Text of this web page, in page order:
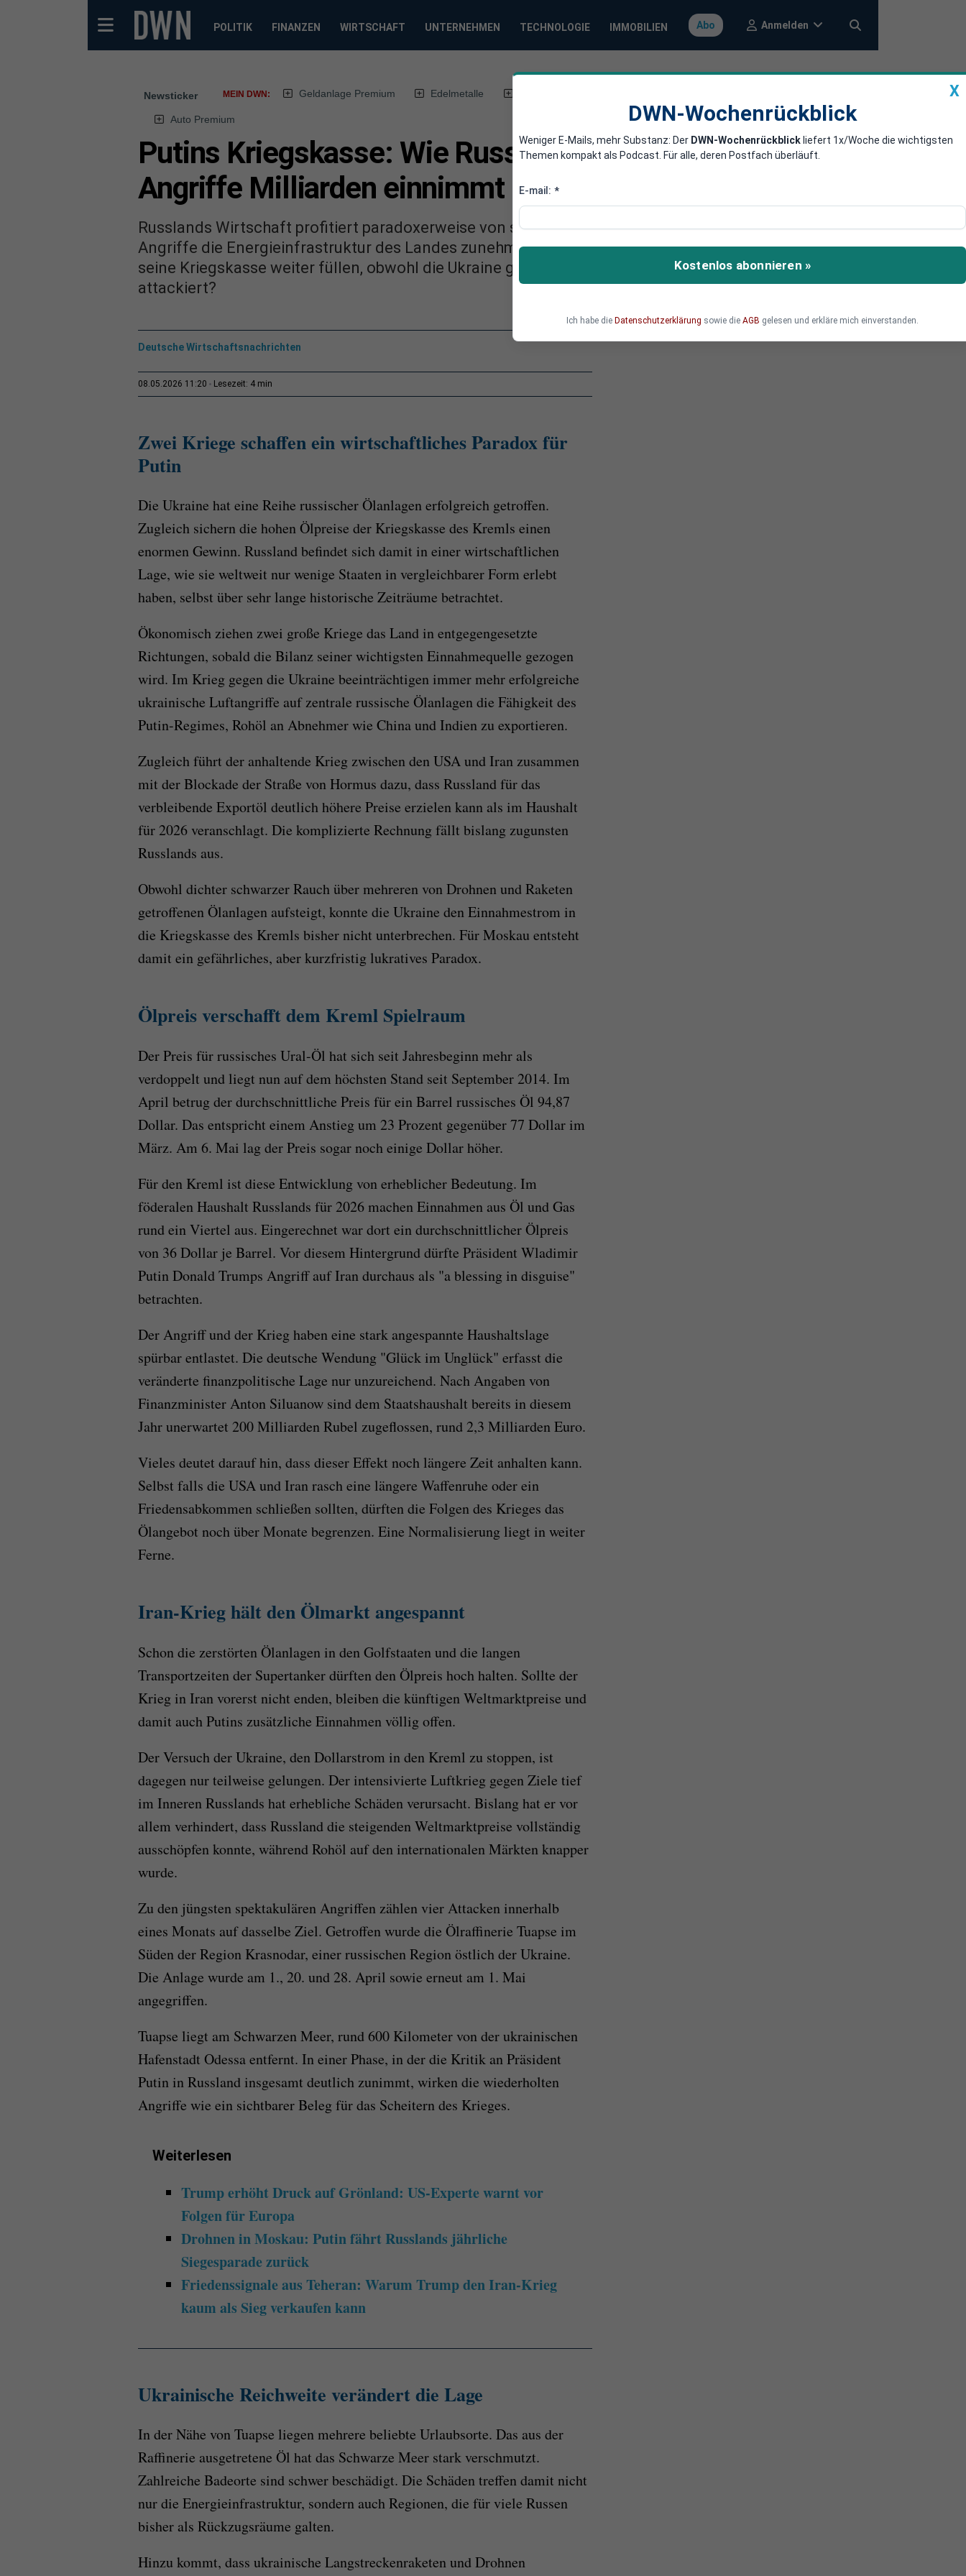
POLITIK FINANZEN WIRTSCHAFT UNTERNEHMEN TECHNOLOGIE IMMOBILIEN Abo Anmelden
Newsticker MEIN DWN: Geldanlage Premium Edelmetalle
Auto Premium
Putins Kriegskasse: Wie Russland trotz ukrainischer
Angriffe Milliarden einnimmt
Russlands Wirtschaft profitiert paradoxerweise von steigenden Ölpreisen, während ukrainische
Angriffe die Energieinfrastruktur des Landes zunehmend unter Druck setzen. Kann der Kreml
seine Kriegskasse weiter füllen, obwohl die Ukraine gezielt Russlands wichtigste Einnahmequelle
attackiert?
Deutsche Wirtschaftsnachrichten
08.05.2026 11:20 Lesezeit: 4 min
Zwei Kriege schaffen ein wirtschaftliches Paradox für
Putin
Die Ukraine hat eine Reihe russischer Ölanlagen erfolgreich getroffen.
Zugleich sichern die hohen Ölpreise der Kriegskasse des Kremls einen
enormen Gewinn. Russland befindet sich damit in einer wirtschaftlichen
Lage, wie sie weltweit nur wenige Staaten in vergleichbarer Form erlebt
haben, selbst über sehr lange historische Zeiträume betrachtet.
Ökonomisch ziehen zwei große Kriege das Land in entgegengesetzte
Richtungen, sobald die Bilanz seiner wichtigsten Einnahmequelle gezogen
wird. Im Krieg gegen die Ukraine beeinträchtigen immer mehr erfolgreiche
ukrainische Luftangriffe auf zentrale russische Ölanlagen die Fähigkeit des
Putin-Regimes, Rohöl an Abnehmer wie China und Indien zu exportieren.
Zugleich führt der anhaltende Krieg zwischen den USA und Iran zusammen
mit der Blockade der Straße von Hormus dazu, dass Russland für das
verbleibende Exportöl deutlich höhere Preise erzielen kann als im Haushalt
für 2026 veranschlagt. Die komplizierte Rechnung fällt bislang zugunsten
Russlands aus.
Obwohl dichter schwarzer Rauch über mehreren von Drohnen und Raketen
getroffenen Ölanlagen aufsteigt, konnte die Ukraine den Einnahmestrom in
die Kriegskasse des Kremls bisher nicht unterbrechen. Für Moskau entsteht
damit ein gefährliches, aber kurzfristig lukratives Paradox.
Ölpreis verschafft dem Kreml Spielraum
Der Preis für russisches Ural-Öl hat sich seit Jahresbeginn mehr als
verdoppelt und liegt nun auf dem höchsten Stand seit September 2014. Im
April betrug der durchschnittliche Preis für ein Barrel russisches Öl 94,87
Dollar. Das entspricht einem Anstieg um 23 Prozent gegenüber 77 Dollar im
März. Am 6. Mai lag der Preis sogar noch einige Dollar höher.
Für den Kreml ist diese Entwicklung von erheblicher Bedeutung. Im
föderalen Haushalt Russlands für 2026 machen Einnahmen aus Öl und Gas
rund ein Viertel aus. Eingerechnet war dort ein durchschnittlicher Ölpreis
von 36 Dollar je Barrel. Vor diesem Hintergrund dürfte Präsident Wladimir
Putin Donald Trumps Angriff auf Iran durchaus als "a blessing in disguise"
betrachten.
Der Angriff und der Krieg haben eine stark angespannte Haushaltslage
spürbar entlastet. Die deutsche Wendung "Glück im Unglück" erfasst die
veränderte finanzpolitische Lage nur unzureichend. Nach Angaben von
Finanzminister Anton Siluanow sind dem Staatshaushalt bereits in diesem
Jahr unerwartet 200 Milliarden Rubel zugeflossen, rund 2,3 Milliarden Euro.
Vieles deutet darauf hin, dass dieser Effekt noch längere Zeit anhalten kann.
Selbst falls die USA und Iran rasch eine längere Waffenruhe oder ein
Friedensabkommen schließen sollten, dürften die Folgen des Krieges das
Ölangebot noch über Monate begrenzen. Eine Normalisierung liegt in weiter
Ferne.
Iran-Krieg hält den Ölmarkt angespannt
Schon die zerstörten Ölanlagen in den Golfstaaten und die langen
Transportzeiten der Supertanker dürften den Ölpreis hoch halten. Sollte der
Krieg in Iran vorerst nicht enden, bleiben die künftigen Weltmarktpreise und
damit auch Putins zusätzliche Einnahmen völlig offen.
Der Versuch der Ukraine, den Dollarstrom in den Kreml zu stoppen, ist
dagegen nur teilweise gelungen. Der intensivierte Luftkrieg gegen Ziele tief
im Inneren Russlands hat erhebliche Schäden verursacht. Bislang hat er vor
allem verhindert, dass Russland die steigenden Weltmarktpreise vollständig
ausschöpfen konnte, während Rohöl auf den internationalen Märkten knapper
wurde.
Zu den jüngsten spektakulären Angriffen zählen vier Attacken innerhalb
eines Monats auf dasselbe Ziel. Getroffen wurde die Ölraffinerie Tuapse im
Süden der Region Krasnodar, einer russischen Region östlich der Ukraine.
Die Anlage wurde am 1., 20. und 28. April sowie erneut am 1. Mai
angegriffen.
Tuapse liegt am Schwarzen Meer, rund 600 Kilometer von der ukrainischen
Hafenstadt Odessa entfernt. In einer Phase, in der die Kritik an Präsident
Putin in Russland insgesamt deutlich zunimmt, wirken die wiederholten
Angriffe wie ein sichtbarer Beleg für das Scheitern des Krieges.
Weiterlesen
Trump erhöht Druck auf Grönland: US-Experte warnt vor
Folgen für Europa
Drohnen in Moskau: Putin fährt Russlands jährliche
Siegesparade zurück
Friedenssignale aus Teheran: Warum Trump den Iran-Krieg
kaum als Sieg verkaufen kann
Ukrainische Reichweite verändert die Lage
In der Nähe von Tuapse liegen mehrere beliebte Urlaubsorte. Das aus der
Raffinerie ausgetretene Öl hat das Schwarze Meer stark verschmutzt.
Zahlreiche Badeorte sind schwer beschädigt. Die Schäden treffen damit nicht
nur die Energieinfrastruktur, sondern auch Regionen, die für viele Russen
bisher als Rückzugsräume galten.
Hinzu kommt, dass ukrainische Langstreckenraketen und Drohnen
X
DWN-Wochenrückblick
Weniger E-Mails, mehr Substanz: Der DWN-Wochenrückblick liefert 1x/Woche die wichtigsten
Themen kompakt als Podcast. Für alle, deren Postfach überläuft.
E-mail: *
Kostenlos abonnieren »
Ich habe die Datenschutzerklärung sowie die AGB gelesen und erkläre mich einverstanden.